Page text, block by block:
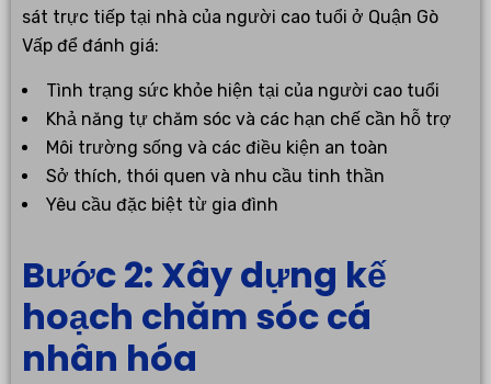
sát trực tiếp tại nhà của người cao tuổi ở Quận Gò
Vấp để đánh giá:
Tình trạng sức khỏe hiện tại của người cao tuổi
Khả năng tự chăm sóc và các hạn chế cần hỗ trợ
Môi trường sống và các điều kiện an toàn
Sở thích, thói quen và nhu cầu tinh thần
Yêu cầu đặc biệt từ gia đình
Bước 2: Xây dựng kế
hoạch chăm sóc cá
nhân hóa